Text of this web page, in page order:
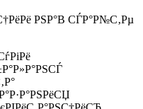
РЅР°В СЃР°Р№С‚Рµ